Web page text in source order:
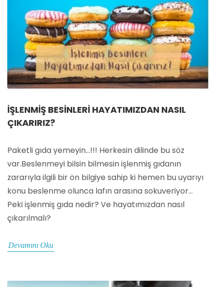
İŞLENMIŞ BESINLERI HAYATIMIZDAN NASIL
ÇIKARIRIZ?
Paketli gıda yemeyin...!!! Herkesin dilinde bu söz
var.Beslenmeyi bilsin bilmesin işlenmiş gıdanın
zararıyla ilgili bir ön bilgiye sahip ki hemen bu uyarıyı
konu beslenme olunca lafın arasına sokuveriyor...
Peki işlenmiş gıda nedir? Ve hayatımızdan nasıl
çıkarılmalı?
Devamını Oku